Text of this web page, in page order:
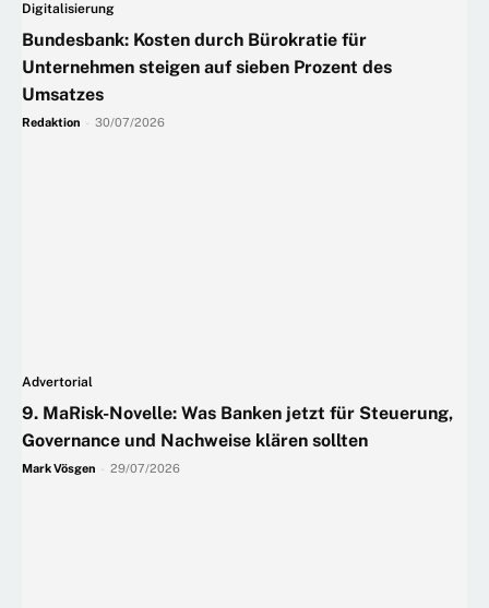
Digitalisierung
Bundesbank: Kosten durch Bürokratie für
Unternehmen steigen auf sieben Prozent des
Umsatzes
Redaktion 30/07/2026
Advertorial
9. MaRisk-Novelle: Was Banken jetzt für Steuerung,
Governance und Nachweise klären sollten
Mark Vösgen 29/07/2026